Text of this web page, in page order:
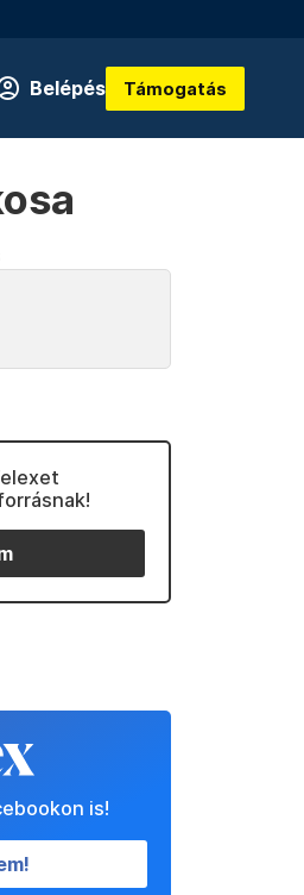
Belépés Támogatás
is!